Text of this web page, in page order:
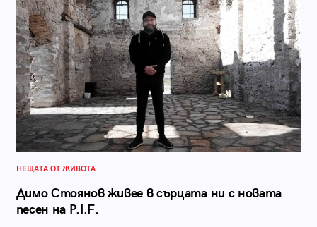
НЕЩАТА ОТ ЖИВОТА
Димо Стоянов живее в сърцата ни с новата
песен на P.I.F.